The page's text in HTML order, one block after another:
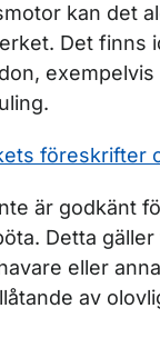
kan det
Det finns
är godkänt
Detta
eller
av